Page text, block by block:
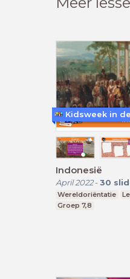
Indonesië
April 2022- 30
Wereldoriëntatie
Groep 7,8
Kidsweek in